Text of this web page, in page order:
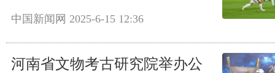
中国新闻网 2025-6-15 12:36
河南省文物考古研究院举办公